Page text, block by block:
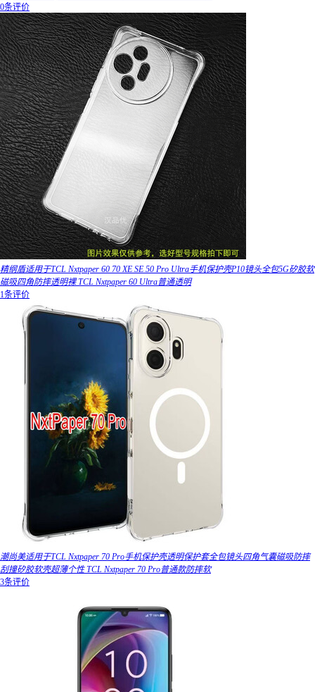
0条评价
精纲盾适用于TCL Nxtpaper 60 70 XE SE 50 Pro Ultra手机保护壳P10镜头全包5G矽胶软
磁吸四角防摔透明裸 TCL Nxtpaper 60 Ultra普通透明
1条评价
潮尚美适用于TCL Nxtpaper 70 Pro手机保护壳透明保护套全包镜头四角气囊磁吸防摔
刮撞矽胶软壳超薄个性 TCL Nxtpaper 70 Pro普通款防摔软
3条评价